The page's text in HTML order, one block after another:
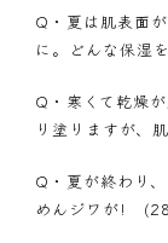
Q・ 夏は肌表面
に。どんな保湿
Q・ 寒くて乾燥
り塗りますが、
Q・ 夏が終わり
めんジワが!